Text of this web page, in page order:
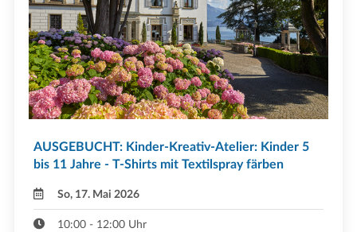
AUSGEBUCHT: Kinder-Kreativ-Atelier: Kinder 5
bis 11 Jahre - T-Shirts mit Textilspray färben
So, 17. Mai 2026
10:00 - 12:00 Uhr